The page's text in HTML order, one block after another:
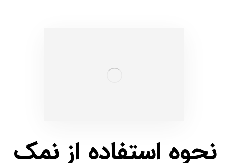
نحوه استفاده از نمک